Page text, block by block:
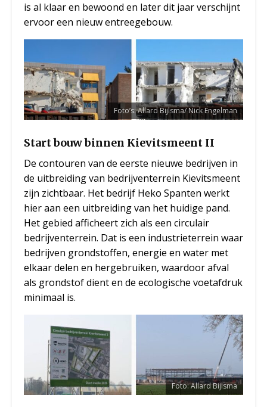
is al klaar en bewoond en later dit jaar verschijnt
ervoor een nieuw entreegebouw.
Foto’s: Allard Bijlsma/ Nick Engelman
Start bouw binnen Kievitsmeent II
De contouren van de eerste nieuwe bedrijven in
de uitbreiding van bedrijventerrein Kievitsmeent
zijn zichtbaar. Het bedrijf Heko Spanten werkt
hier aan een uitbreiding van het huidige pand.
Het gebied afficheert zich als een circulair
bedrijventerrein. Dat is een industrieterrein waar
bedrijven grondstoffen, energie en water met
elkaar delen en hergebruiken, waardoor afval
als grondstof dient en de ecologische voetafdruk
minimaal is.
Foto: Allard Bijlsma